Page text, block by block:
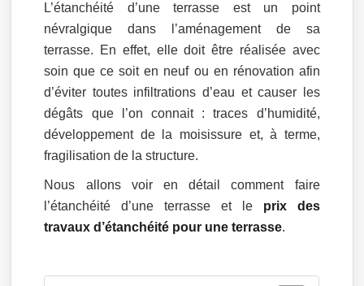
L’étanchéité d’une terrasse est un point
névralgique dans l’aménagement de sa
terrasse. En effet, elle doit être réalisée avec
soin que ce soit en neuf ou en rénovation afin
d’éviter toutes infiltrations d’eau et causer les
dégâts que l’on connait : traces d’humidité,
développement de la moisissure et, à terme,
fragilisation de la structure.
Nous allons voir en détail comment faire
l’étanchéité d’une terrasse et le prix des
travaux d’étanchéité pour une terrasse.